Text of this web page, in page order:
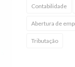
Contabilidade
Abertura de
Tributação